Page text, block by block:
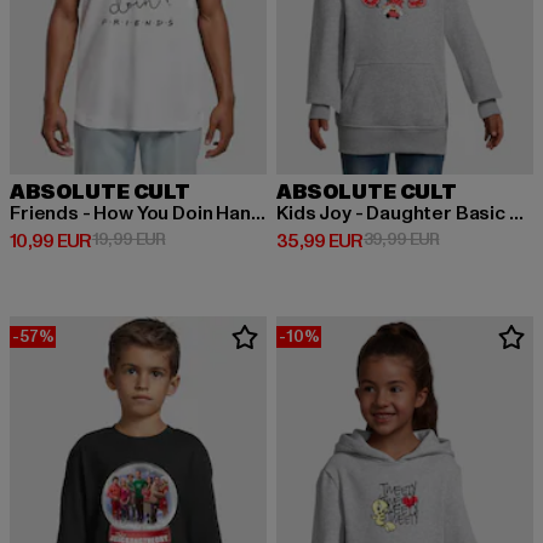
ABSOLUTE CULT
Friends - How You Doin Handwriting
10,99 EUR
Derzeitiger Preis: 10,99 EUR
19,99 EURAktionspreis: 19,99 EUR
ABSOLUTE CULT
Kids Joy - Daughter Basic Hoody
35,99 EUR
Derzeitiger Preis: 35,99 EUR
39,99 EURAktionspreis:
-57% -10%